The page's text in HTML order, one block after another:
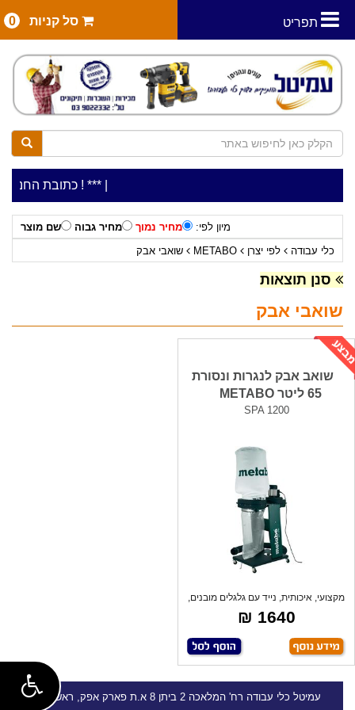
תפריט סל קניות 0
***כתובת החנות: רח' המלאכה 2, ביתן 8 ***כלי עבודה להשכרה בתעריף יומי משתלם ! ***
מיון לפי: מחיר נמוך מחיר גבוה
שם מוצר
כלי עבודה
לפי יצרן METABO שואבי אבק
סנן תוצאות
שואבי אבק
שואב אבק לנגרות ונסורת
65 ליטר METABO
SPA 1200
מקצועי, איכותית, נייד עם גלגלים מובנים,
1640 ₪
עמיטל כלי עבודה רח' המלאכה 2 ביתן 8 א.ת פארק אפק, ראש העין